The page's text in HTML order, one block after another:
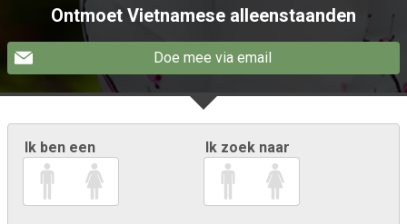
Ontmoet Vietnamese alleenstaanden
Doe mee via email
Ik ben een Ik zoek naar